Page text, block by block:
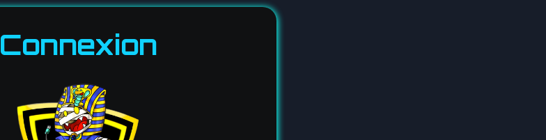
Connexion